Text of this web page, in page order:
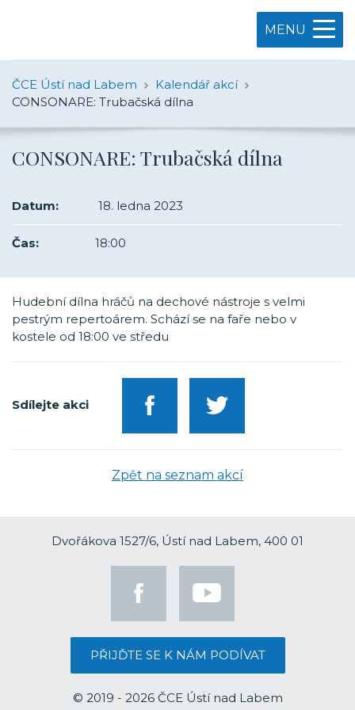
MENU
ČCE Ústí nad Labem
Kalendář akcí
CONSONARE: Trubačská dílna
CONSONARE: Trubačská dílna
Datum: 18. ledna 2023
Čas: 18:00
Hudební dílna hráčů na dechové nástroje s velmi
pestrým repertoárem. Schází se na faře nebo v
kostele od 18:00 ve středu
Sdílejte akci
Zpět na seznam akcí
Dvořákova 1527/6, Ústí nad Labem, 400 01
PŘIJĎTE SE K NÁM PODÍVAT
© 2019 - 2026 ČCE Ústí nad Labem